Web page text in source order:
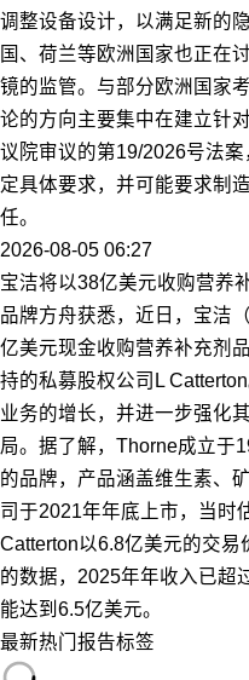
调整设备设计，以满足新的
国、荷兰等欧洲国家也正在
镜的监管。与部分欧洲国家
论的方向主要集中在建立针
议院审议的第19/2026号法
定具体要求，并可能要求制
任。
2026-08-05 06:27
宝洁将以38亿美元收购营养
品牌方舟获悉，近日，宝洁
亿美元现金收购营养补充剂
持的私募股权公司L
业务的增长，并进一步强化
局。据了解，Thorne成立于
的品牌，产品涵盖维生素、
司于2021年年底上市，当时
Catterton以6.8亿美元的交
的数据，2025年年收入已超
能达到6.5亿美元。
最新热门 报告标签